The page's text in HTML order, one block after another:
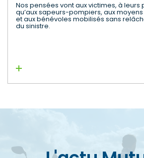
Nos pensées vont aux victimes, à leurs
qu’aux sapeurs-pompiers, aux
et aux bénévoles mobilisés sans
du sinistre.
Lire la suite